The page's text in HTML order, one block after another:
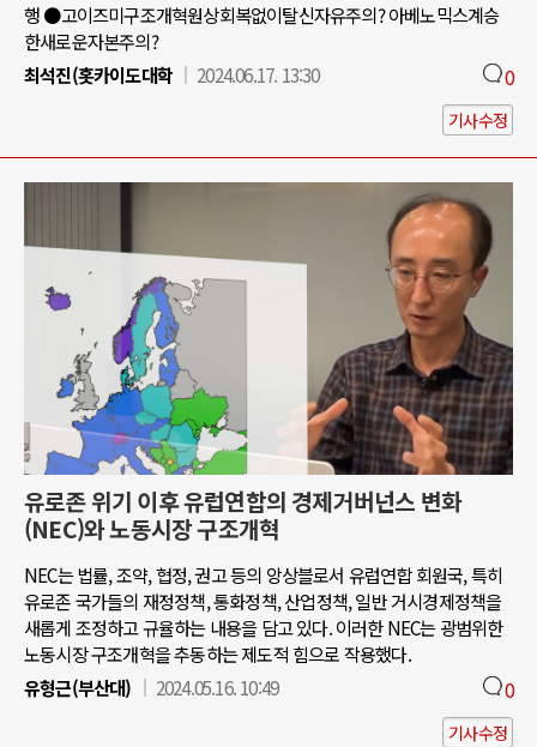
행 ●고이즈미구조개혁원상회복없이탈신자유주의? 아베노믹스계승
한새로운자본주의?
최석진(홋카이도대학
2024.06.17. 13:30 0
기사수정
유로존 위기 이후 유럽연합의 경제거버넌스 변화
(NEC)와 노동시장 구조개혁
NEC는 법률, 조약, 협정, 권고 등의 앙상블로서 유럽연합 회원국, 특히
유로존 국가들의 재정정책, 통화정책, 산업정책, 일반 거시경제정책을
새롭게 조정하고 규율하는 내용을 담고 있다. 이러한 NEC는 광범위한
노동시장 구조개혁을 추동하는 제도적 힘으로 작용했다.
유형근(부산대)
2024.05.16. 10:49 0
기사수정